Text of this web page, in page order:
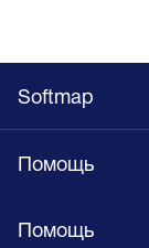
Softmap
Помощь
Помощь